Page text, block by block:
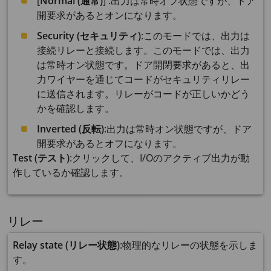
開要求があるとオンになります。
Security (セキュリティ):このモードでは、出力は
接続リレーと接続します。このモードでは、出力
は常時オン状態です。ドア開閉要求があると、出
力ワイヤーを通じてコードがセキュリティリレー
に送信されます。リレーがコードが正しいかどう
かを確認します。
Inverted (反転):出力は常時オン状態ですが、ドア
開要求があるとオフになります。
Test (テスト):クリックして、I/Oのアクティブ出力が動
作しているか確認します。
リレー
Relay state (リレー状態):物理的なリレーの状態を示しま
す。